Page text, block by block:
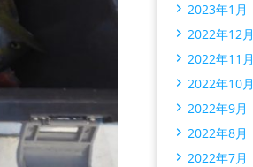
2023年1月
2022年12月
2022年11月
2022年10月
2022年9月
2022年8月
2022年7月